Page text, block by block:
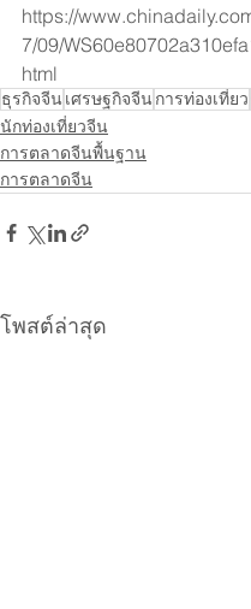
https://
7/09/
html
ธุรกิจจีน เศรษฐกิจจีน การท่องเที่ยว
นักท่องเที่ยวจีน
การตลาดจีนพื้นฐาน
การตลาดจีน
โพสต์ล่าสุด